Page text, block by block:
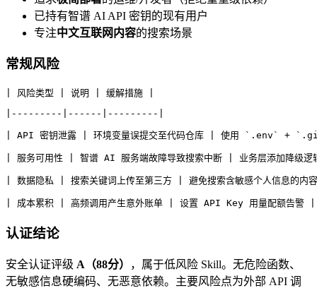
已持有智谱 AI API 密钥的现有用户
专注中文互联网内容的搜索场景
常规风险
| 风险类型 | 说明 | 缓解措施 |
|---------|------|---------|
| API 密钥泄露 | 环境变量误提交至代码仓库 | 使用 `.env` +
| 服务可用性 | 智谱 AI 服务端故障导致搜索中断 | 业务层添加降级逻
| 数据隐私 | 搜索关键词上传至第三方 | 避免搜索含敏感个人信息的内
| 成本累积 | 高频调用产生意外账单 | 设置 API Key 用量配额告警 |
认证结论
安全认证评级 A（88分）
，属于低风险 Skill。无危险函数、
无敏感信息硬编码、无恶意依赖。主要风险点为外部 API 调